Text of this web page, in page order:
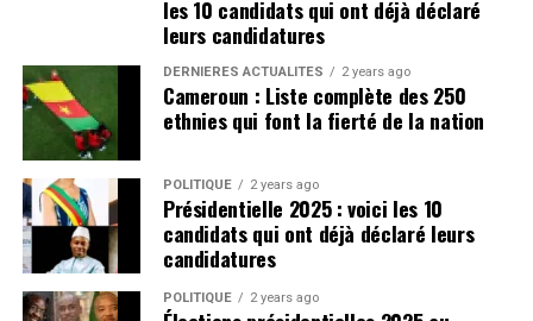
Dans cette perspective, l’ONCC poursuit la
réorganisation de la filière. Le13 janvier 2026
directeur général,Michael Ndoping, a réuni
exportateurs, Douanes et autorités administratives afin
d’améliorer la coordination des échanges avec le Nigeria.
Les travaux accompagnent la mise en œuvre de
nouveaux textes conformes à la Zone de libre-échange
continentale africaine. L’Office accélère également le
déploiement du Système national de traçabilité unifié
du cacao, destiné à répondre aux nouvelles exigences
Ci-dessous, des images des inondations
Limbé sous les eaux
Rejoindre notre groupe télégram pour avoir les
dernières infos
Cliquez ici
les 10 candidats qui ont déjà déclaré
leurs candidatures
DERNIÈRES ACTUALITÉS 2 years ago
Cameroun : Liste complète des 250
ethnies qui font la fierté de la nation
POLITIQUE 2 years ago
Présidentielle 2025 : voici les 10
candidats qui ont déjà déclaré leurs
candidatures
POLITIQUE 2 years ago